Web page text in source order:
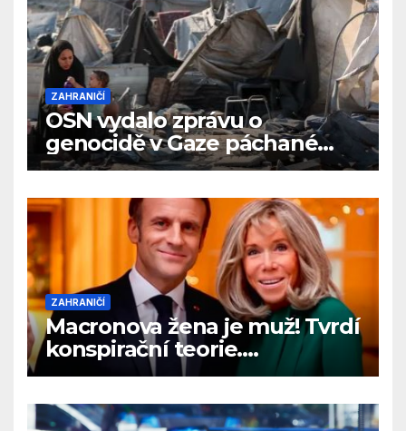
ZAHRANIČÍ
OSN vydalo zprávu o
genocidě v Gaze páchané
Izraelem
ZAHRANIČÍ
Macronova žena je muž! Tvrdí
konspirační teorie.
Prezidentský pár se bude